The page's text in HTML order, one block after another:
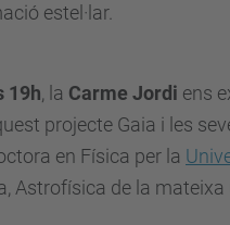
estel·lar.
19h, la Carme Jordi ens
projecte Gaia i les
en Física per la
Astrofísica de la